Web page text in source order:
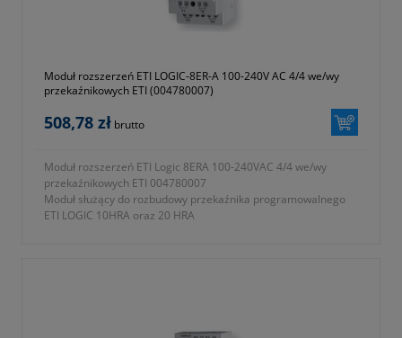
Moduł rozszerzeń ETI LOGIC-8ER-A 100-240V AC 4/4 we/wy
przekaźnikowych ETI (004780007)
508,78 zł brutto
Moduł rozszerzeń ETI Logic 8ERA 100-240VAC 4/4 we/wy
przekaźnikowych ETI 004780007
Moduł służący do rozbudowy przekaźnika programowalnego
ETI LOGIC 10HRA oraz 20 HRA